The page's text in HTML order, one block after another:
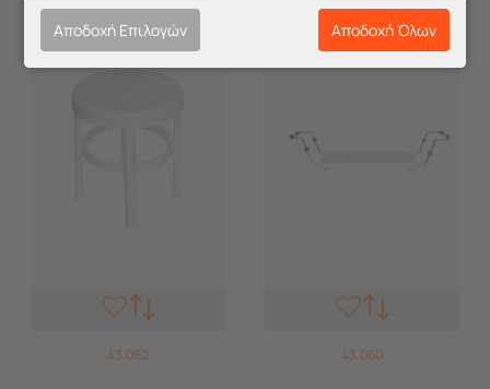
43.062 43.060
Αποδοχή Επιλογών Αποδοχή Όλων